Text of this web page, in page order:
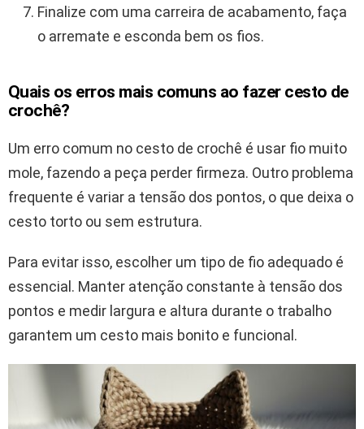
Finalize com uma carreira de acabamento, faça
o arremate e esconda bem os fios.
Quais os erros mais comuns ao fazer cesto de
crochê?
Um erro comum no cesto de crochê é usar fio muito
mole, fazendo a peça perder firmeza. Outro problema
frequente é variar a tensão dos pontos, o que deixa o
cesto torto ou sem estrutura.
Para evitar isso, escolher um tipo de fio adequado é
essencial. Manter atenção constante à tensão dos
pontos e medir largura e altura durante o trabalho
garantem um cesto mais bonito e funcional.